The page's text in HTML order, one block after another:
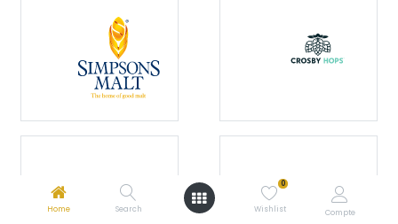
Home Search
0
Wishlist Compte